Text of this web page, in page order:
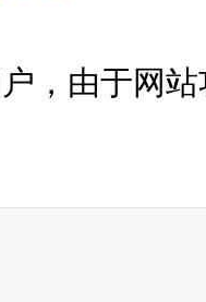
，由于网